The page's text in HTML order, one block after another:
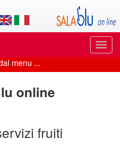
di
menu ...
online
fruiti